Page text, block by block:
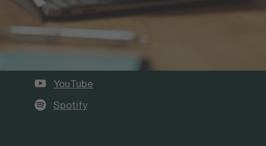
Die FOM auf Social Media
LinkedIn
YouTube
Spotify